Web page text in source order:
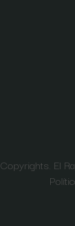
Copyrights. El